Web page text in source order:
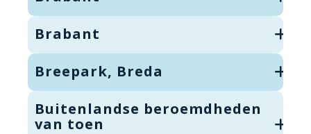
Brabant
Breepark, Breda
Buitenlandse beroemdheden
van toen